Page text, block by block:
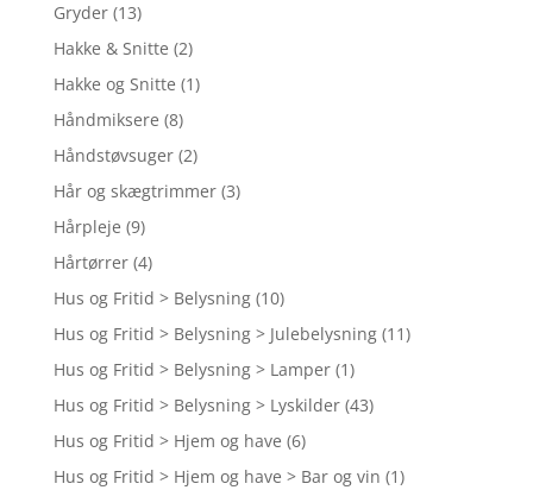
Gryder (13)
Hakke & Snitte (2)
Hakke og Snitte (1)
Håndmiksere (8)
Håndstøvsuger (2)
Hår og skægtrimmer (3)
Hårpleje (9)
Hårtørrer (4)
Hus og Fritid > Belysning (10)
Hus og Fritid > Belysning > Julebelysning (11)
Hus og Fritid > Belysning > Lamper (1)
Hus og Fritid > Belysning > Lyskilder (43)
Hus og Fritid > Hjem og have (6)
Hus og Fritid > Hjem og have > Bar og vin (1)